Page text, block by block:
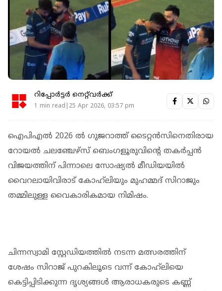
റിപ്പോർട്ടർ നെറ്റ്‌വര്‍ക്ക്‌
1 min read|25 Apr 2026, 03:57 pm
ഐപിഎൽ 2026 ൽ ഗുജറാത്ത് ടൈറ്റന്‍സിനെതിരായ
റോയൽ ചലഞ്ചേഴ്‌സ് ബെംഗളൂരുവിന്റെ തകര്‍പ്പന്‍
വിജയത്തിന് പിന്നാലെ സോഷ്യല്‍ മീഡിയയില്‍
വൈറലായിവിരാട് കോഹ്‌ലിയും മുഹമ്മദ് സിറാജും
തമ്മിലുള്ള വൈകാരികമായ നിമിഷം.
ചിന്നസ്വാമി സ്റ്റേഡിയത്തില്‍ നടന്ന മത്സരത്തിന്
ശേഷം സിറാജ് പുറകിലൂടെ വന്ന് കോഹ്‌ലിയെ
കെട്ടിപ്പിടിക്കുന്ന ദൃശ്യങ്ങള്‍ ആരാധകരുടെ കണ്ണ്